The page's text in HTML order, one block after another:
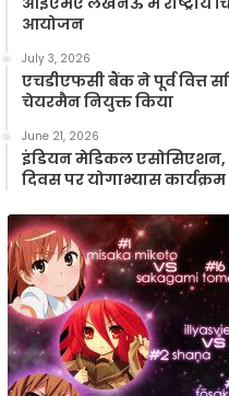
आयोजन
July 3, 2026
एचडीएफसी बैंक ने पूर्व वित्त
चेयरमैन नियुक्त किया
June 21, 2026
इंडियन मेडिकल एसोसिएशन,
दिवस पर योगाभ्यास